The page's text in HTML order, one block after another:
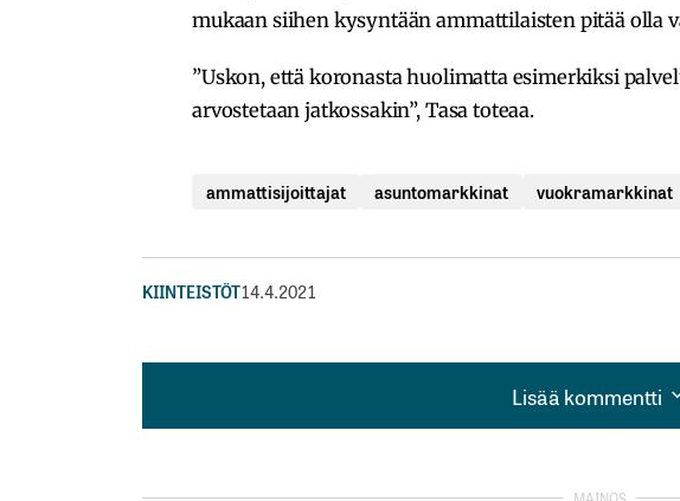
mukaan siihen kysyntään ammattilaisten pitää olla
”Uskon, että koronasta huolimatta esimerkiksi
arvostetaan jatkossakin”, Tasa toteaa.
ammattisijoittajat asuntomarkkinat vuokramarkkinat
KIINTEISTÖT14.4.2021
Lisää kommentti
Lisää kommentti